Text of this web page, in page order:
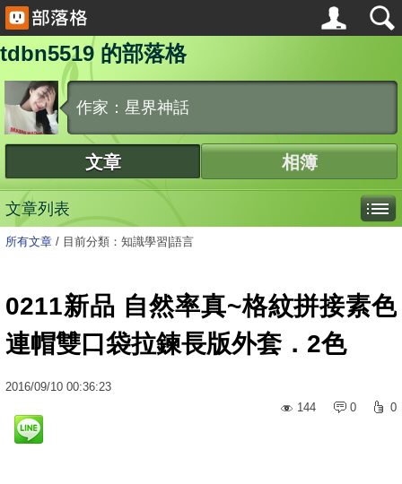
tdbn5519 的部落格
作家：星界神話
文章 相簿
文章列表
所有文章 / 目前分類：知識學習|語言
0211新品 自然率真~格紋拼接素色
連帽雙口袋拉鍊長版外套．2色
2016/09/10 00:36:23
144
0 0